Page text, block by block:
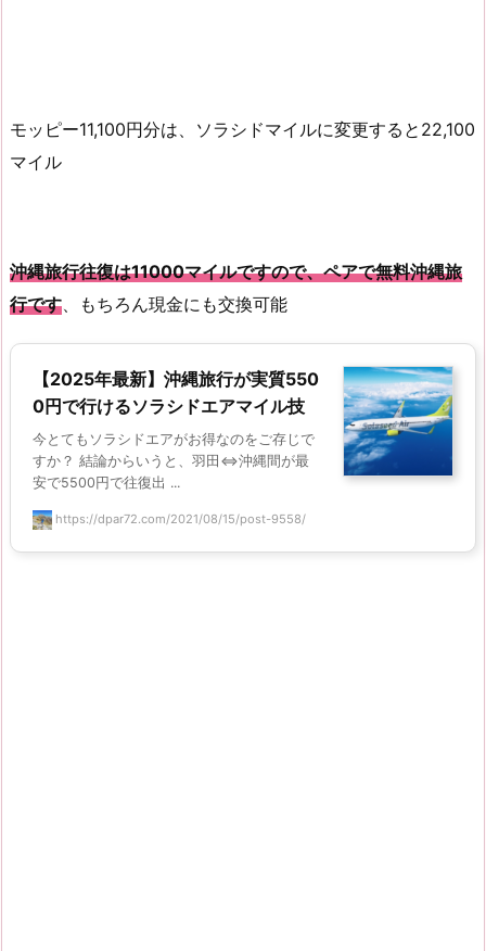
モッピー11,100円分は、ソラシドマイルに変更すると22,100
マイル
沖縄旅行往復は11000マイルですので、ペアで無料沖縄旅
行です、もちろん現金にも交換可能
【2025年最新】沖縄旅行が実質550
0円で行けるソラシドエアマイル技
今とてもソラシドエアがお得なのをご存じで
すか？ 結論からいうと、羽田⇔沖縄間が最
安で5500円で往復出 ...
https://dpar72.com/2021/08/15/post-9558/